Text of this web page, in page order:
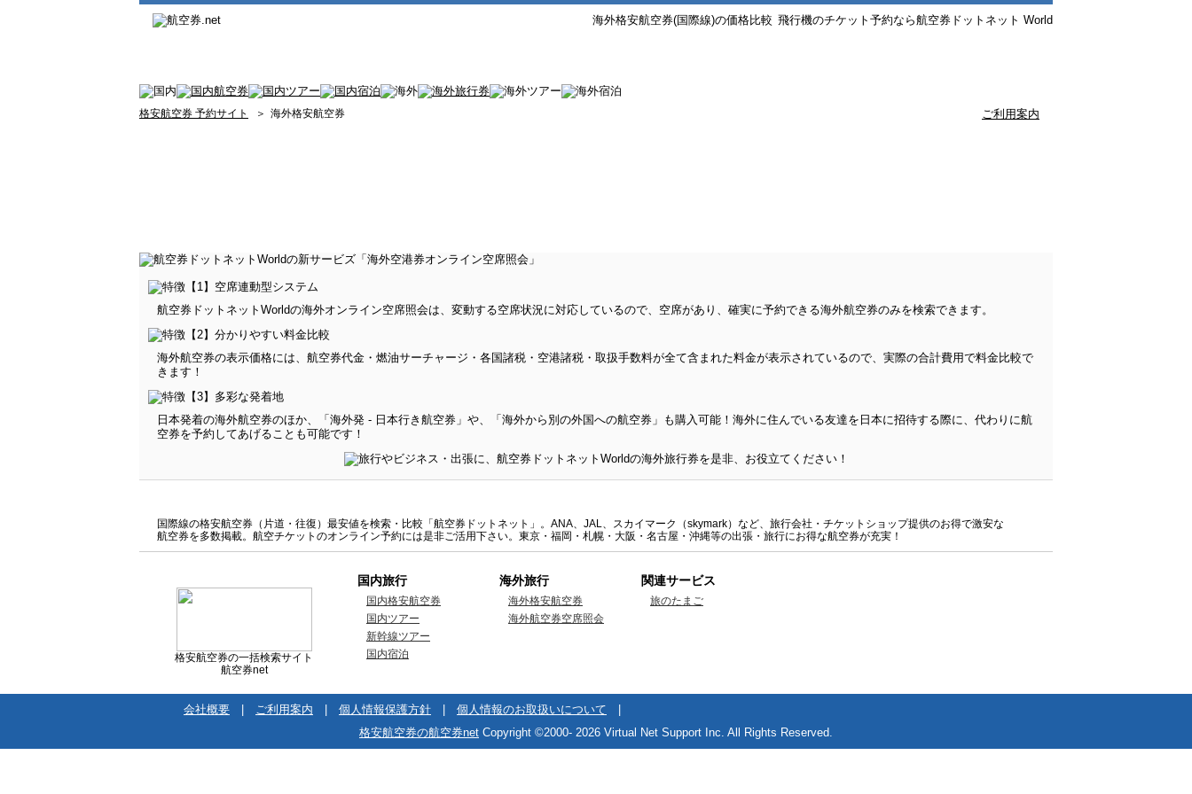
海外格安航空券(国際線)の価格比較 飛行機のチケット予約なら航空券ドットネット World
格安航空券 予約サイト ＞ 海外格安航空券 ご利用案内
航空券ドットネットWorldの海外オンライン空席照会は、変動する空席状況に対応しているので、空席があり、確実に予約できる海外航空券のみを検索できます。
海外航空券の表示価格には、航空券代金・燃油サーチャージ・各国諸税・空港諸税・取扱手数料が全て含まれた料金が表示されているので、実際の合計費用で料金比較で
きます！
日本発着の海外航空券のほか、「海外発 - 日本行き航空券」や、「海外から別の外国への航空券」も購入可能！海外に住んでいる友達を日本に招待する際に、代わりに航
空券を予約してあげることも可能です！
国際線の格安航空券（片道・往復）最安値を検索・比較「航空券ドットネット」。ANA、JAL、スカイマーク（skymark）など、旅行会社・チケットショップ提供のお得で激安な
航空券を多数掲載。航空チケットのオンライン予約には是非ご活用下さい。東京・福岡・札幌・大阪・名古屋・沖縄等の出張・旅行にお得な航空券が充実！
格安航空券の一括検索サイト
航空券net
国内旅行
国内格安航空券
国内ツアー
新幹線ツアー
国内宿泊
海外旅行
海外格安航空券
海外航空券空席照会
関連サービス
旅のたまご
会社概要 ご利用案内 個人情報保護方針 個人情報のお取扱いについて
格安航空券の航空券net Copyright ©2000- 2026 Virtual Net Support Inc. All Rights Reserved.